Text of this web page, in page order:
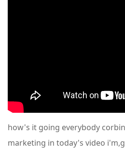
how's it going everybody
marketing in today's video